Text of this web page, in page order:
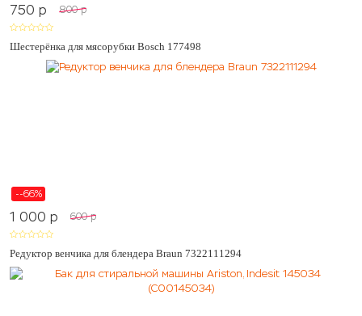
750 p 800 p
Шестерёнка для мясорубки Bosch 177498
--66%
1 000 p 600 p
Редуктор венчика для блендера Braun 7322111294